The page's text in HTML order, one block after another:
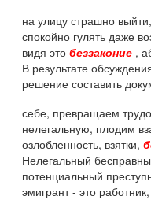
на улицу страшно
спокойно гулять даже
видя это беззаконие ,
В результате
решение составить
себе, превращаем
нелегальную, плодим
озлобленность, взятки,
Нелегальный
потенциальный
эмигрант - это работник,